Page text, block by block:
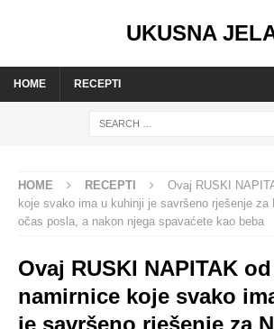
UKUSNA
HOME RECEPTI
HOME RECEPTI
Ovaj RUSKI
koje svako ima u kuhinji je savršeno rješenje za
očas posla, a nakon njega spavaćete kao beba
Ovaj RUSKI NAPITAK
namirnice koje svako
je savršeno rješenje za